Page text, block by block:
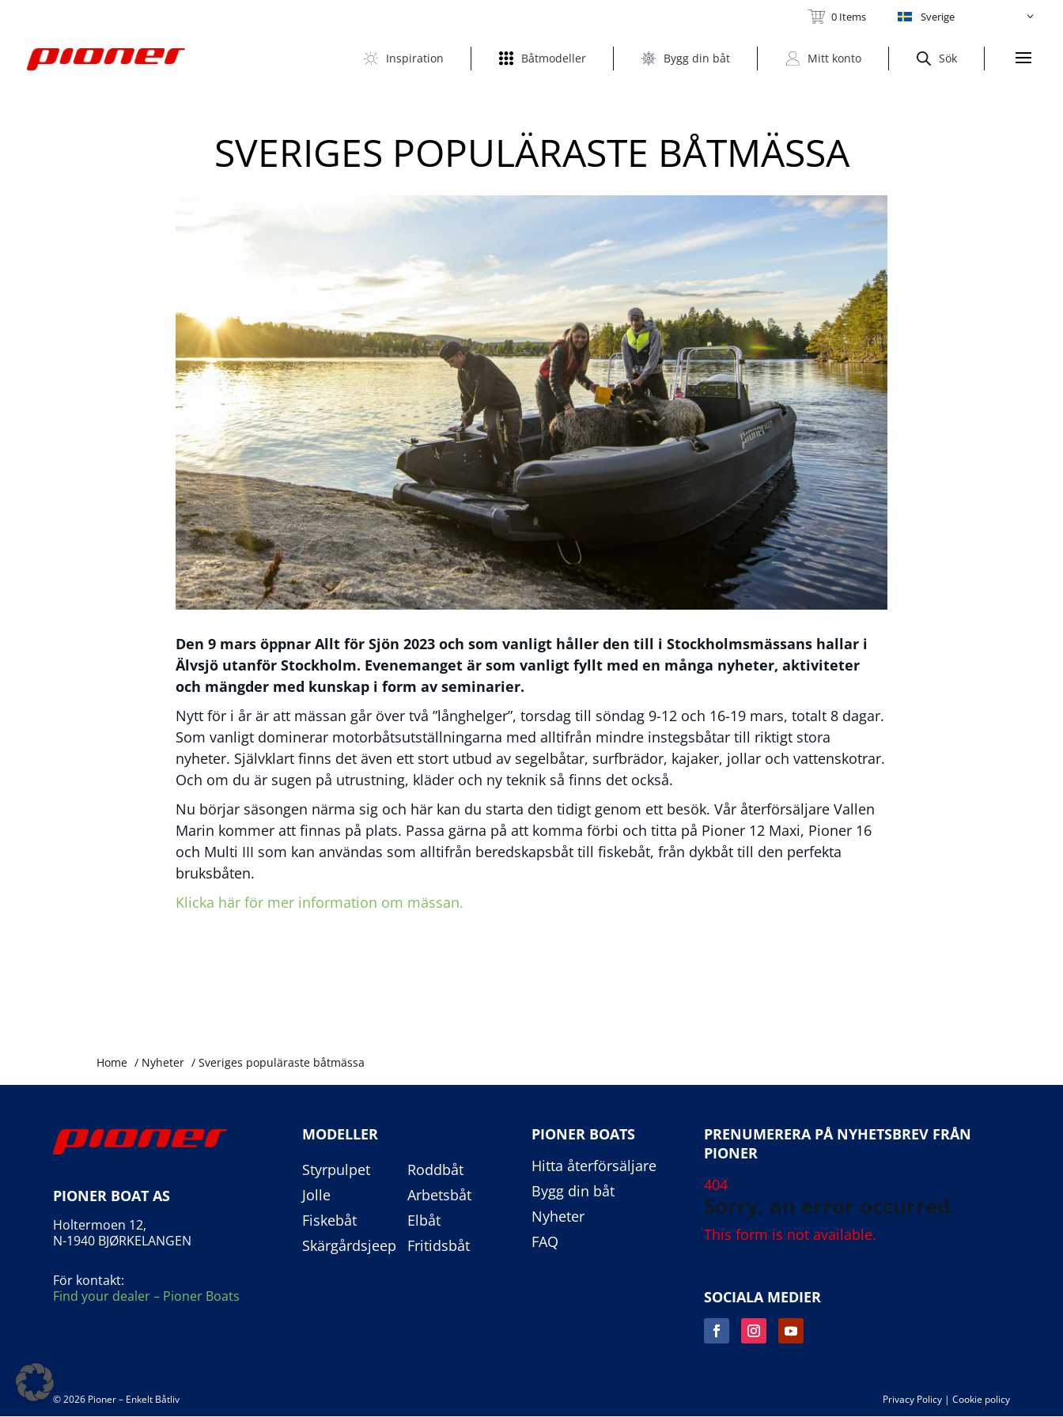
0 Items Sverige
Sök
Mitt konto
Bygg din båt
Båtmodeller
Inspiration
SVERIGES POPULÄRASTE BÅTMÄSSA
Den 9 mars öppnar Allt för Sjön 2023 och som vanligt håller den till i Stockholmsmässans hallar i
Älvsjö utanför Stockholm. Evenemanget är som vanligt fyllt med en många nyheter, aktiviteter
och mängder med kunskap i form av seminarier.
Nytt för i år är att mässan går över två ”långhelger”, torsdag till söndag 9-12 och 16-19 mars, totalt 8 dagar.
Som vanligt dominerar motorbåtsutställningarna med alltifrån mindre instegsbåtar till riktigt stora
nyheter. Självklart finns det även ett stort utbud av segelbåtar, surfbrädor, kajaker, jollar och vattenskotrar.
Och om du är sugen på utrustning, kläder och ny teknik så finns det också.
Nu börjar säsongen närma sig och här kan du starta den tidigt genom ett besök. Vår återförsäljare Vallen
Marin kommer att finnas på plats. Passa gärna på att komma förbi och titta på Pioner 12 Maxi, Pioner 16
och Multi III som kan användas som alltifrån beredskapsbåt till fiskebåt, från dykbåt till den perfekta
bruksbåten.
Klicka här för mer information om mässan.
Home / Nyheter / Sveriges populäraste båtmässa
PIONER BOAT AS
Holtermoen 12,
N-1940 BJØRKELANGEN
För kontakt:
Find your dealer – Pioner Boats
MODELLER
Styrpulpet
Jolle
Fiskebåt
Skärgårdsjeep
Roddbåt
Arbetsbåt
Elbåt
Fritidsbåt
PIONER BOATS
Hitta återförsäljare
Bygg din båt
Nyheter
FAQ
PRENUMERERA PÅ NYHETSBREV FRÅN
PIONER
404
Sorry, an error occurred.
This form is not available.
SOCIALA MEDIER
© 2026 Pioner – Enkelt Båtliv Privacy Policy| Cookie policy